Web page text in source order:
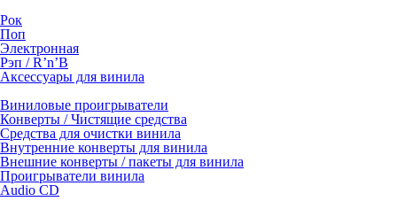
Рок
Поп
Электронная
Рэп / R’n’B
Аксессуары для винила
Виниловые проигрыватели
Конверты / Чистящие средства
Средства для очистки винила
Внутренние конверты для винила
Внешние конверты / пакеты для винила
Проигрыватели винила
Audio CD